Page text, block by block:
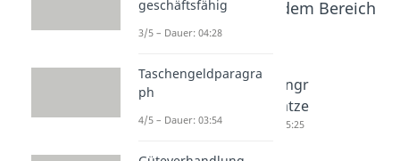
Beliebte Inhalte aus dem Bereich
Firma
Dauer: 04:26
Handelsr
Dauer: 05:18
Firmengr
undsätze
Dauer: 05:25
geschäftsfähig
3/5 – Dauer: 04:28
Taschengeldparagra
ph
4/5 – Dauer: 03:54